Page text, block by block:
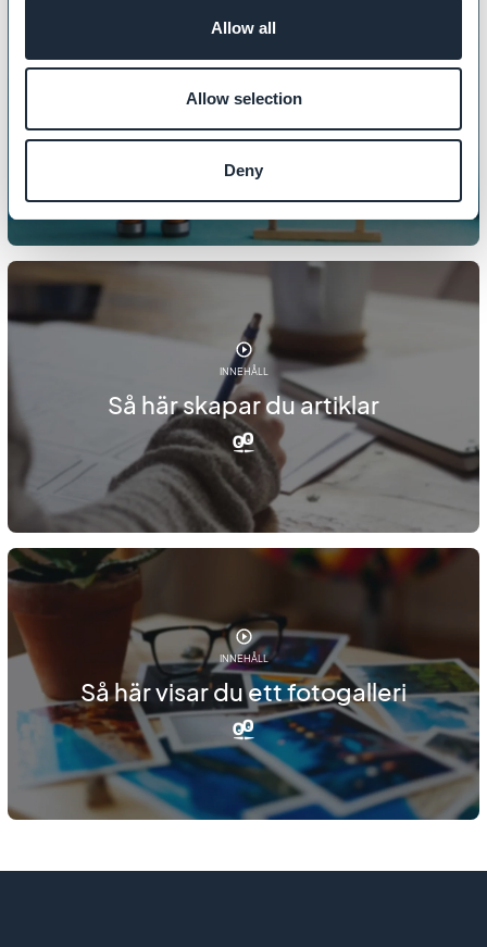
Allow all
Allow selection
Deny
INNEHÅLL
Så här skapar du artiklar
INNEHÅLL
Så här visar du ett fotogalleri